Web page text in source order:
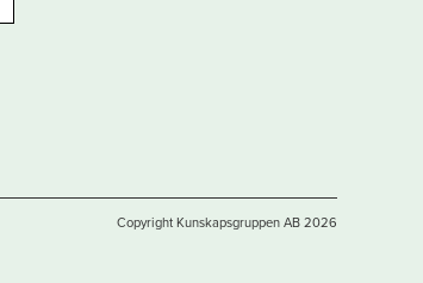
Copyright Kunskapsgruppen AB 2026